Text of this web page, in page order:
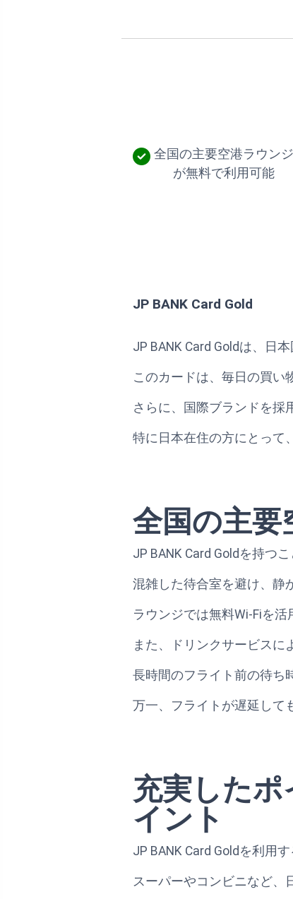
全国の主要空港ラウンジ
が無料で利用可能
JP BANK Card Gold
JP BANK Card Goldは、日
このカードは、毎日の買い
さらに、国際ブランドを採
特に日本在住の方にとって
全国の主要
JP BANK Card Goldを持つ
混雑した待合室を避け、静
ラウンジでは無料Wi-Fiを
また、ドリンクサービスに
長時間のフライト前の待ち
万一、フライトが遅延して
充実した
イント
JP BANK Card Goldを利用
スーパーやコンビニなど、